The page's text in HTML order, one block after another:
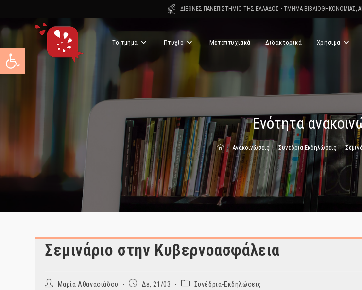
Ανοίξτε τη γραμμή εργαλείων
content
ΔΙΕΘΝΕΣ ΠΑΝΕΠΙΣΤΗΜΙΟ ΤΗΣ ΕΛΛΑΔΟΣ • ΤΜΗΜΑ ΒΙΒΛΙΟΘΗΚΟΝΟΜΙΑΣ,
Το τμήμα Πτυχίο Μεταπτυχιακά Διδακτορικά Χρήσιμα
Ενότητα
> Ανακοινώσεις > Συνέδρια-Εκδηλώσεις >
Σεμινάριο στην Κυβερνοασφάλεια
PostΜαρία Αθανασιάδου
PostΔε, 21/03
PostΣυνέδρια-Εκδηλώσεις